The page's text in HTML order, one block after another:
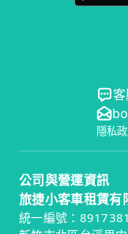
隱私
公司與營運資訊
旅捷小客車租賃有
統一編號：